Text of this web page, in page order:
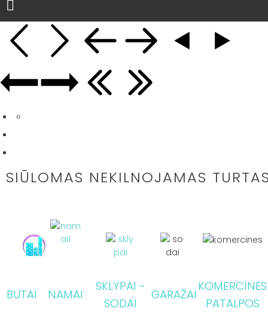
SIŪLOMAS NEKILNOJAMAS
BUTAI NAMAI
SKLYPAI -
SODAI
GARAŽAI
KOMERCINĖS
PATALPOS